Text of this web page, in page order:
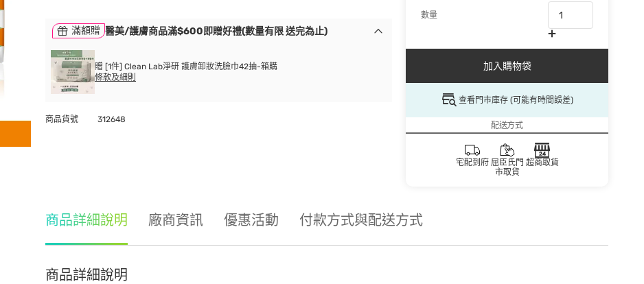
數量
加入購物袋
查看門市庫存 (可能有時間誤差)
配送方式
宅配到府 屈臣氏門
市取貨
超商取貨
滿額贈 醫美/護膚商品滿$600即贈好禮(數量有限 送完為止)
贈 [1件] Clean Lab淨研 護膚卸妝洗臉巾42抽-箱購
條款及細則
商品貨號 312648
商品詳細說明 廠商資訊 優惠活動 付款方式與配送方式
商品詳細說明